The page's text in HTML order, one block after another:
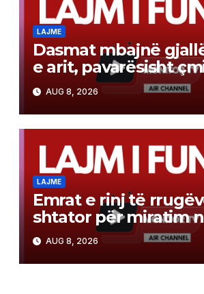
LAJME
Dasmat mbajnë
e arit, pavarësisht
larta
AUG 8, 2026
LAJME
Emrat e rinj të
shtator për miratim
Qeveri! BDI akuzon
komisionin për
propozimeve
AUG 8, 2026